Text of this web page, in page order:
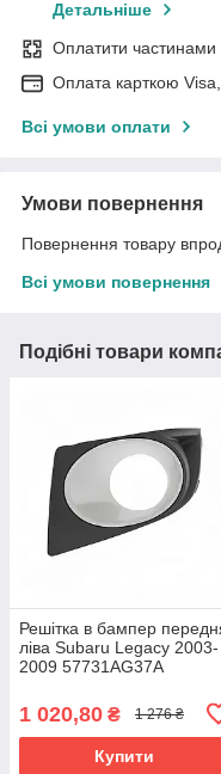
Детальніше
Оплатити частинами
Оплата карткою
Всі умови оплати
Умови повернення
Повернення товару
Всі умови повернення
Подібні товари
Решітка в бампер
ліва Subaru Legacy 2003-
2009 57731AG37A
1 020,80 ₴ 1 276 ₴
Купити